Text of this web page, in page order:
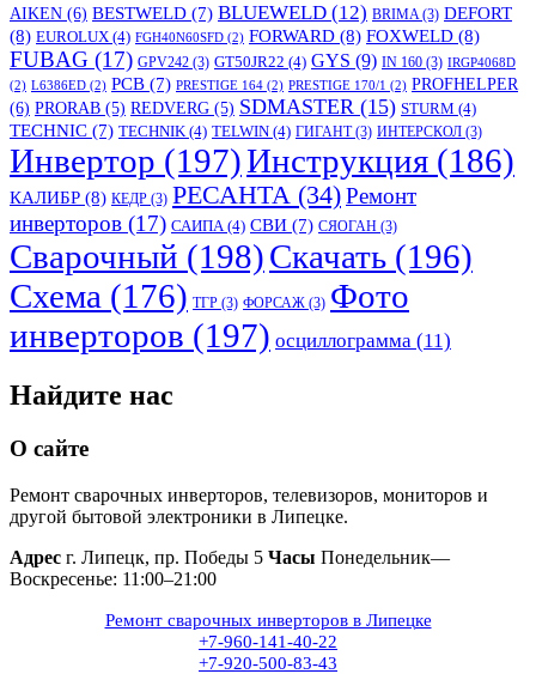
AIKEN (6) BESTWELD (7) BLUEWELD (12) BRIMA(3) DEFORT
(8) EUROLUX (4) FGH40N60SFD (2) FORWARD (8) FOXWELD (8)
FUBAG (17) GPV242 (3) GT50JR22 (4) GYS (9) IN 160 (3) IRGP4068D
(2) L6386ED (2) PCB (7) PRESTIGE 164 (2) PRESTIGE 170/1 (2) PROFHELPER
(6) PRORAB (5) REDVERG (5) SDMASTER (15) STURM (4)
TECHNIC (7) TECHNIK (4) TELWIN (4) ГИГАНТ(3) ИНТЕРСКОЛ (3)
Инвертор (197)Инструкция (186)
КАЛИБР (8) КЕДР (3) РЕСАНТА (34)Ремонт
инверторов (17) САИПА(4) СВИ (7) СЯОГАН (3)
Сварочный (198)Скачать (196)
Схема (176) ТГР (3) ФОРСАЖ (3) Фото
инверторов (197) осциллограмма (11)
Найдите нас
О сайте
Ремонт сварочных инверторов, телевизоров, мониторов и
другой бытовой электроники в Липецке.
Адрес г. Липецк, пр. Победы 5 Часы Понедельник—
Воскресенье: 11:00–21:00
Ремонт сварочных инверторов в Липецке
+7-960-141-40-22
+7-920-500-83-43